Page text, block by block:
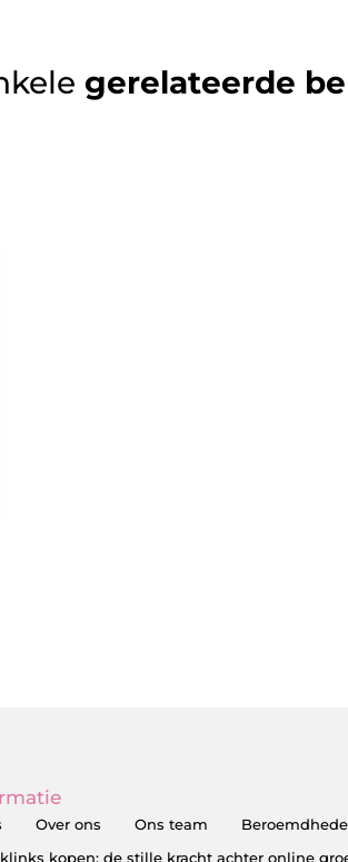
gerelateerde
Over ons Ons team
kopen: de stille kracht achter online